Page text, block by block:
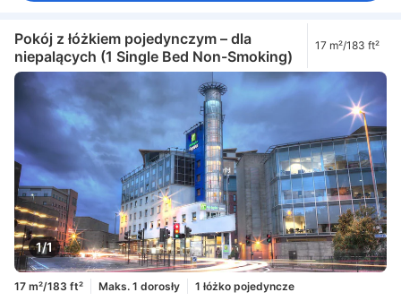
Pokój z łóżkiem pojedynczym – dla
niepalących (1 Single Bed Non-Smoking)
17 m²/183 ft²
1/1
17 m²/183 ft² Maks. 1 dorosły
1 łóżko pojedyncze